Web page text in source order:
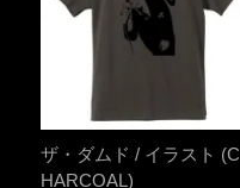
ザ・ダムド / イラスト (C
HARCOAL)